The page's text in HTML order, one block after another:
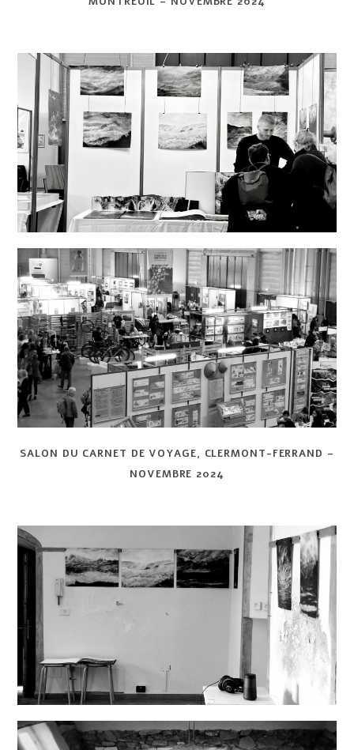
SALON DU CARNET DE VOYAGE, CLERMONT-FERRAND –
NOVEMBRE 2024